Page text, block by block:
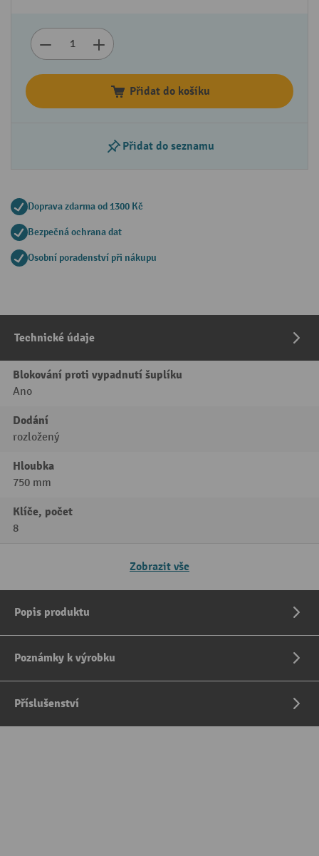
Přidat do košíku
Přidat do seznamu
Doprava zdarma od 1300 Kč
Bezpečná ochrana dat
Osobní poradenství při nákupu
Technické údaje
Blokování proti vypadnutí šuplíku
Ano
Dodání
rozložený
Hloubka
750 mm
Klíče, počet
8
Zobrazit vše
Popis produktu
Poznámky k výrobku
Příslušenství